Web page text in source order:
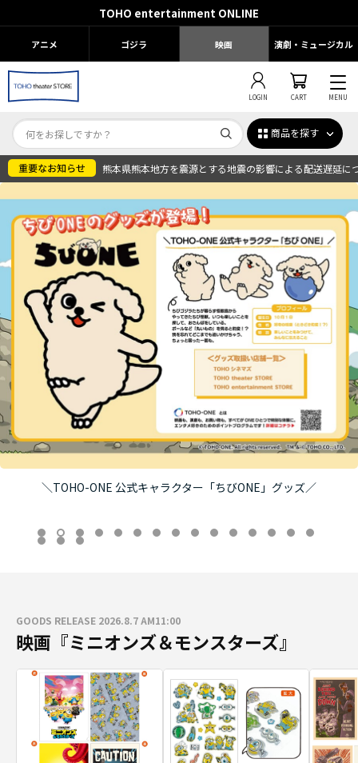
TOHO entertainment ONLINE
アニメ ゴジラ 映画 演劇・ミュージカル
LOGIN CART MENU
商品を探す
熊本県熊本地方を震源とする地震の影響による配送遅延に
＼TOHO-ONE 公式キャラクター「ちびONE」グッズ／
GOODS RELEASE 2026.8.7 AM11:00
映画『ミニオンズ＆モンスターズ』